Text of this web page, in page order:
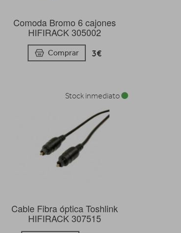
Comoda Bromo 6 cajones
HIFIRACK 305002
Comprar 3€
Cable Fibra óptica Toshlink
HIFIRACK 307515
Stock inmediato